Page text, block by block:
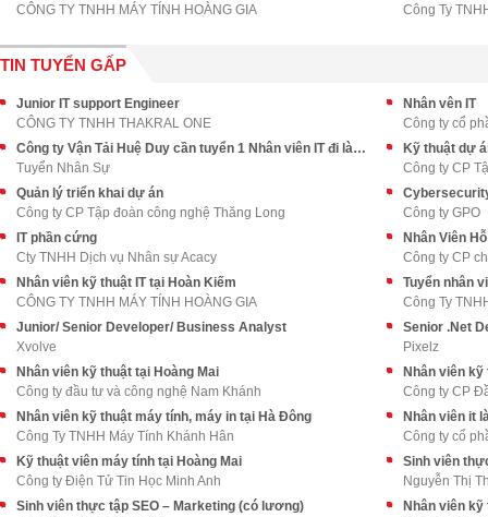
CÔNG TY TNHH MÁY TÍNH HOÀNG GIA
Công Ty
TIN TUYỂN GẤP
Junior IT support Engineer
CÔNG TY TNHH THAKRAL ONE
Nhân vên IT
Công ty cổ
Công ty Vận Tải Huệ Duy cần tuyển 1 Nhân viên IT đi làm ngay
Tuyển Nhân Sự
Kỹ thuật dự
Công ty CP
Quản lý triển khai dự án
Công ty CP Tập đoàn công nghệ Thăng Long
Công ty GPO
IT phần cứng
Cty TNHH Dịch vụ Nhân sự Acacy
Nhân Viên
Công ty CP
Nhân viên kỹ thuật IT tại Hoàn Kiếm
CÔNG TY TNHH MÁY TÍNH HOÀNG GIA
Tuyển nhân
Công Ty
Junior/ Senior Developer/ Business Analyst
Xvolve
Senior .Net
Pixelz
Nhân viên kỹ thuật tại Hoàng Mai
Công ty đầu tư và công nghệ Nam Khánh
Nhân viên
Công ty CP
Nhân viên kỹ thuật máy tính, máy in tại Hà Đông
Công Ty TNHH Máy Tính Khánh Hân
Nhân viên it
Công ty cổ
Kỹ thuật viên máy tính tại Hoàng Mai
Công ty Điện Tử Tin Học Minh Anh
Sinh viên
Nguyễn Thị
Sinh viên thực tập SEO – Marketing (có lương)
Nhân viên